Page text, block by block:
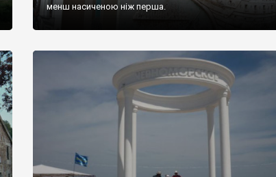
менш насиченою ніж перша.